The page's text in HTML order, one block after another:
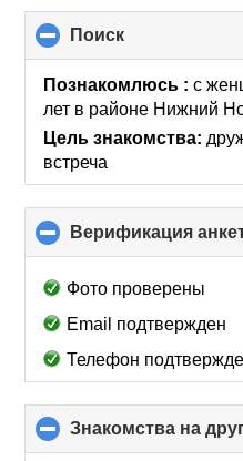
Поиск
to
collapse
contents
Познакомлюсь :с
лет в районе Нижний
Цель знакомства:
встреча
Верификация
Фото проверены
Email подтвержден
Телефон
Знакомства на